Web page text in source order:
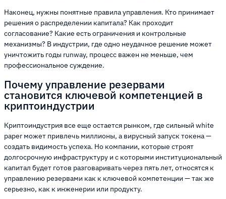
Наконец, нужны понятные правила управления. Кто принимает
решения о распределении капитала? Как проходит
согласование? Какие есть ограничения и контрольные
механизмы? В индустрии, где одно неудачное решение может
уничтожить годы runway, процесс важен не меньше, чем
профессиональное суждение.
Почему управление резервами
становится ключевой компетенцией в
криптоиндустрии
Криптоиндустрия все еще остается рынком, где сильный white
paper может привлечь миллионы, а вирусный запуск токена —
создать видимость успеха. Но компании, которые строят
долгосрочную инфраструктуру и с которыми институциональный
капитал будет готов разговаривать через пять лет, относятся к
управлению резервами как к ключевой компетенции — так же
серьезно, как к инженерии или продукту.